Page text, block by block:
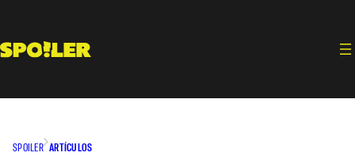
contenido
SPOILER ARTÍCULOS